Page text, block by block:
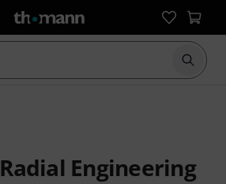
Začít
Radial Engineering